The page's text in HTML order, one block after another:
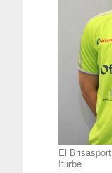
El
Iturbe